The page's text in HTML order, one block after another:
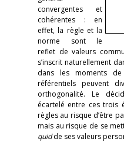
convergentes et
cohérentes : en
effet, la règle et la
norme sont le
reflet de valeurs
s’inscrit naturellement
dans les moments
référentiels peuvent
orthogonalité. Le
écartelé entre ces trois
règles au risque d’être
mais au risque de se
quidde ses valeurs